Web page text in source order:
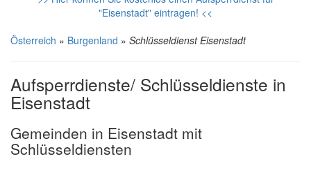
"Eisenstadt" eintragen! <<
Österreich » Burgenland » Schlüsseldienst Eisenstadt
Aufsperrdienste/ Schlüsseldienste in
Eisenstadt
Gemeinden in Eisenstadt mit
Schlüsseldiensten